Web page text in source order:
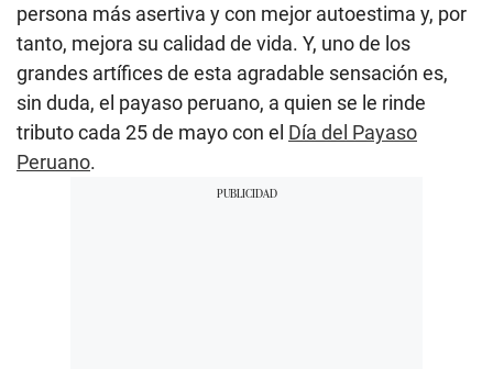
persona más asertiva y con mejor autoestima y, por
tanto, mejora su calidad de vida. Y, uno de los
grandes artífices de esta agradable sensación es,
sin duda, el payaso peruano, a quien se le rinde
tributo cada 25 de mayo con el Día del Payaso
Peruano.